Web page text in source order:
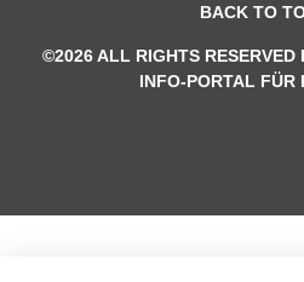
BACK TO
©2026 ALL RIGHTS RESERVED
INFO-PORTAL FÜR